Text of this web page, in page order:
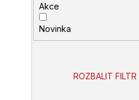
Akce
Novinka
ROZBALIT FILTR